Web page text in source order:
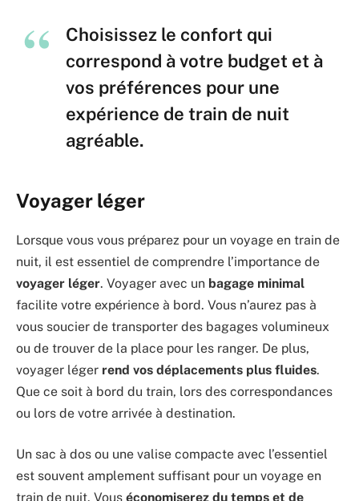
Choisissez le confort qui
correspond à votre budget et à
vos préférences pour une
expérience de train de nuit
agréable.
Voyager léger
Lorsque vous vous préparez pour un voyage en train de
nuit, il est essentiel de comprendre l’importance de
voyager léger. Voyager avec un bagage minimal
facilite votre expérience à bord. Vous n’aurez pas à
vous soucier de transporter des bagages volumineux
ou de trouver de la place pour les ranger. De plus,
voyager léger rend vos déplacements plus fluides.
Que ce soit à bord du train, lors des correspondances
ou lors de votre arrivée à destination.
Un sac à dos ou une valise compacte avec l’essentiel
est souvent amplement suffisant pour un voyage en
train de nuit. Vous économiserez du temps et de